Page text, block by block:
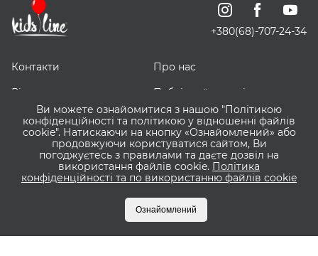
+380(68)-707-24-34
Контакти
Про нас
Відгуки про нас
Публічний договір
ЗНИЖЕЧКИ
Доставка, оплата і
повернення
Оптовим покупцям
Сервіс ВІШЛІСТ ВАУ
Що таке Пакунок Малюка?Бонусна програма
KIDSLINE
Приватбанк та Monobank
Ви можете ознайомитися з нашою "Політикою
конфіденційності та політикою у відношенні файлів
cookie". Натискаючи на кнопку «Ознайомлений» або
продовжуючи користуватися сайтом, Ви
погоджуєтесь з правилами та даєте дозвіл на
використання файлів cookie. Політика
конфіденційності та по використанню файлів cookie
Ознайомлений